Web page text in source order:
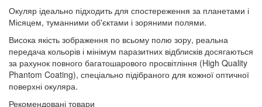
Окуляр ідеально підходить для спостереження за планетами і
Місяцем, туманними об'єктами і зоряними полями.
Висока якість зображення по всьому полю зору, реальна
передача кольорів і мінімум паразитних відблисків досягаються
за рахунок повного багатошарового просвітління (High Quality
Phantom Coating), спеціально підібраного для кожної оптичної
поверхні окуляра.
Рекомендовані товари